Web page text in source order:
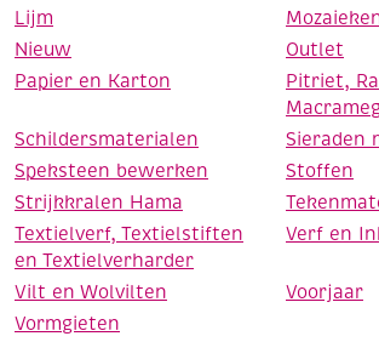
Lijm
Nieuw
Outlet
Papier en Karton
Pitriet,
Schildersmaterialen
Sieraden
Speksteen bewerken
Stoffen
Strijkkralen Hama
Textielverf, Textielstiften
en Textielverharder
Verf en
Vilt en Wolvilten
Voorjaar
Vormgieten